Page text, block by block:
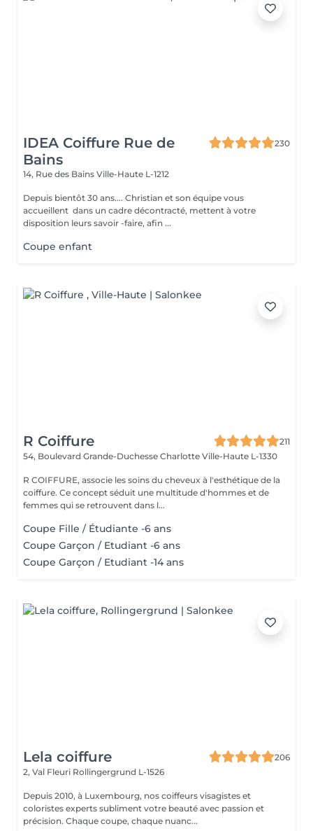
IDEA Coiffure Rue de
Bains
230
14, Rue des Bains Ville-Haute L-1212
Depuis bientôt 30 ans.... Christian et son équipe vous
accueillent dans un cadre décontracté, mettent à votre
disposition leurs savoir -faire, afin ...
Coupe enfant
R Coiffure
211
54, Boulevard Grande-Duchesse Charlotte Ville-Haute L-1330
R COIFFURE, associe les soins du cheveux à l'esthétique de la
coiffure. Ce concept séduit une multitude d'hommes et de
femmes qui se retrouvent dans l...
Coupe Fille / Étudiante -6 ans
Coupe Garçon / Etudiant -6 ans
Coupe Garçon / Etudiant -14 ans
Lela coiffure
206
2, Val Fleuri Rollingergrund L-1526
Depuis 2010, à Luxembourg, nos coiffeurs visagistes et
coloristes experts subliment votre beauté avec passion et
précision. Chaque coupe, chaque nuanc...